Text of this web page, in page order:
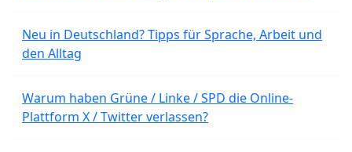
Neu in Deutschland? Tipps für Sprache, Arbeit und
den Alltag
Warum haben Grüne / Linke / SPD die Online-
Plattform X / Twitter verlassen?